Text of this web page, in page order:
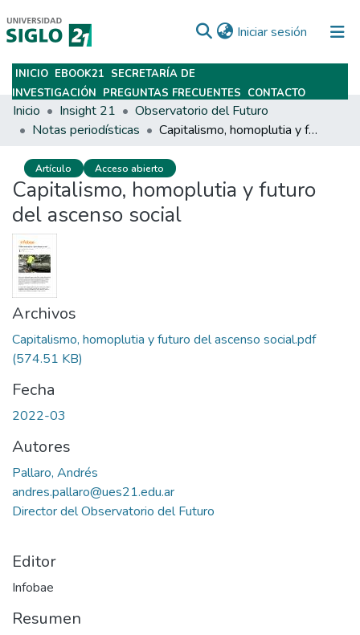
Iniciar sesión (current)
Subir
INICIO EBOOK21 SECRETARÍA DE
INVESTIGACIÓN PREGUNTAS FRECUENTES CONTACTO
Inicio Insight 21
Observatorio del Futuro
Notas periodísticas
Capitalismo, homoplutia y futuro del ascenso social
Artículo Acceso abierto
Capitalismo, homoplutia y futuro
del ascenso social
Archivos
Capitalismo, homoplutia y futuro del ascenso social.pdf
(574.51 KB)
Fecha
2022-03
Autores
Pallaro, Andrés
andres.pallaro@ues21.edu.ar
Director del Observatorio del Futuro
Editor
Infobae
Resumen